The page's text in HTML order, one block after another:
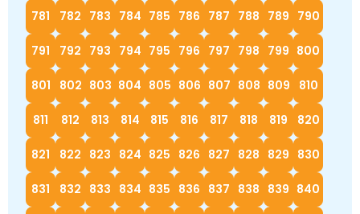
781 782 783 784 785 786 787 788 789 790
791 792 793 794 795 796 797 798 799 800
801 802 803 804 805 806 807 808 809 810
811 812 813 814 815 816 817 818 819 820
821 822 823 824 825 826 827 828 829 830
831 832 833 834 835 836 837 838 839 840